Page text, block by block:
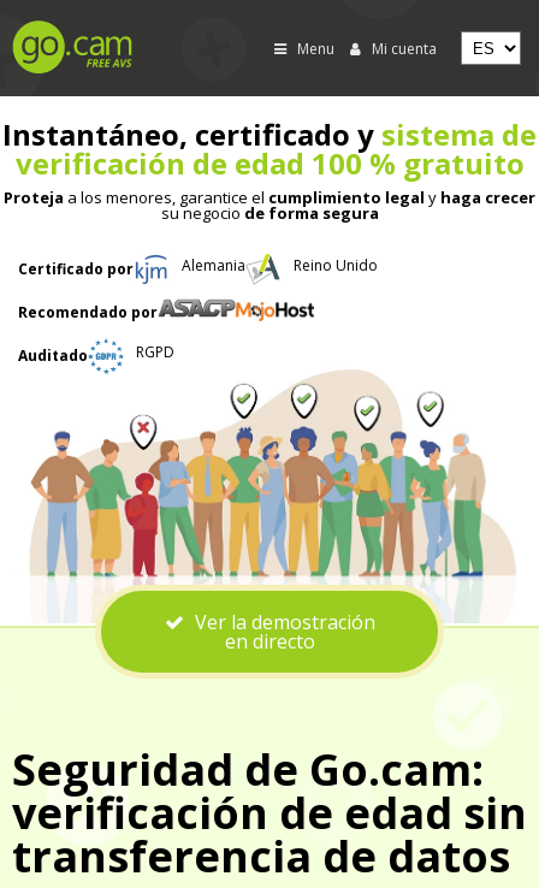
Menu Mi cuenta
Instantáneo, certificado y sistema de
verificación de edad 100 % gratuito
Proteja a los menores, garantice el cumplimiento legal y haga crecer
su negocio de forma segura
Certificado por Alemania Reino Unido
Recomendado por
Auditado RGPD
Ver la demostración
en directo
Seguridad de Go.cam:
verificación de edad sin
transferencia de datos